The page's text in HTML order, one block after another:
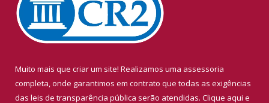
Muito mais que criar um site! Realizamos uma assessoria
completa, onde garantimos em contrato que todas as exigências
das leis de transparência pública serão atendidas. Clique aqui e